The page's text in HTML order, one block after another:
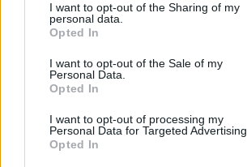
I want to opt-out of the Sharing of my
personal data.
Opted In
I want to opt-out of the Sale of my
Personal Data.
Opted In
I want to opt-out of processing my
Personal Data for Targeted Advertising.
Opted In